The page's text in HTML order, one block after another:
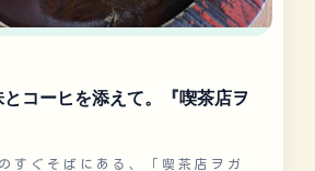
コーヒを添えて。『喫茶店ヲ
すぐそばにある、「喫茶店ヲガ